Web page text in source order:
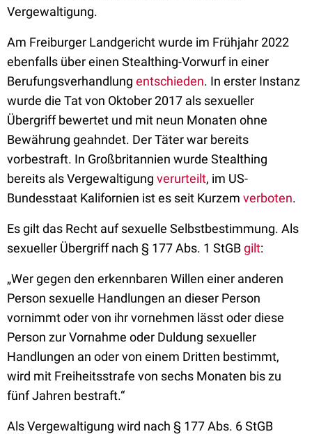
Vergewaltigung.
Am Freiburger Landgericht wurde im Frühjahr 2022
ebenfalls über einen Stealthing-Vorwurf in einer
Berufungsverhandlung entschieden. In erster Instanz
wurde die Tat von Oktober 2017 als sexueller
Übergriff bewertet und mit neun Monaten ohne
Bewährung geahndet. Der Täter war bereits
vorbestraft. In Großbritannien wurde Stealthing
bereits als Vergewaltigung verurteilt, im US-
Bundesstaat Kalifornien ist es seit Kurzem verboten.
Es gilt das Recht auf sexuelle Selbstbestimmung. Als
sexueller Übergriff nach § 177 Abs. 1 StGBgilt:
„Wer gegen den erkennbaren Willen einer anderen
Person sexuelle Handlungen an dieser Person
vornimmt oder von ihr vornehmen lässt oder diese
Person zur Vornahme oder Duldung sexueller
Handlungen an oder von einem Dritten bestimmt,
wird mit Freiheitsstrafe von sechs Monaten bis zu
fünf Jahren bestraft.“
Als Vergewaltigung wird nach § 177 Abs. 6 StGB